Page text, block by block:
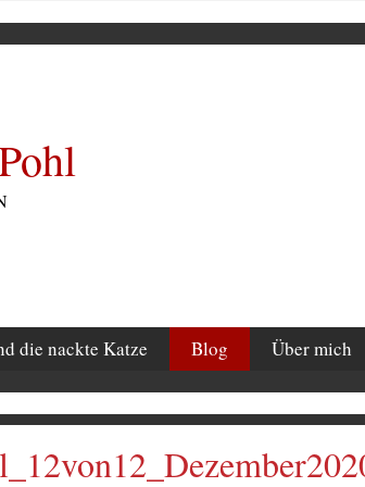
die nackte Katze Blog Über mich